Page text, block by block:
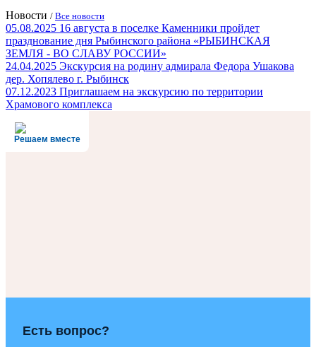
Новости / Все новости
05.08.2025 16 августа в поселке Каменники пройдет
празднование дня Рыбинского района «РЫБИНСКАЯ
ЗЕМЛЯ - ВО СЛАВУ РОССИИ»
24.04.2025 Экскурсия на родину адмирала Федора Ушакова
дер. Хопялево г. Рыбинск
07.12.2023 Приглашаем на экскурсию по территории
Храмового комплекса
Решаем вместе
Есть вопрос?